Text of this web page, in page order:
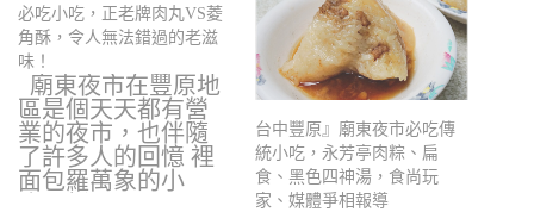
必吃小吃，正老牌肉丸VS菱
角酥，令人無法錯過的老滋
味！
廟東夜市在豐原地
區是個天天都有營
業的夜市，也伴隨
了許多人的回憶 裡
面包羅萬象的小
台中豐原』廟東夜市必吃傳
統小吃，永芳亭肉粽、扁
食、黑色四神湯，食尚玩
家、媒體爭相報導